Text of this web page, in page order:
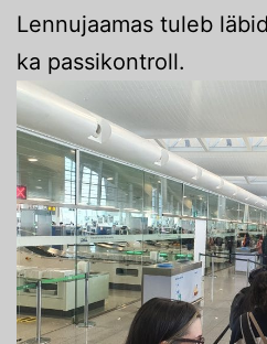
Lennujaamas tuleb
ka passikontroll.